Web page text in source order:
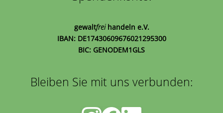
gewaltfreihandeln e.V.
IBAN: DE17430609676021295300
BIC: GENODEM1GLS
Bleiben Sie mit uns verbunden: